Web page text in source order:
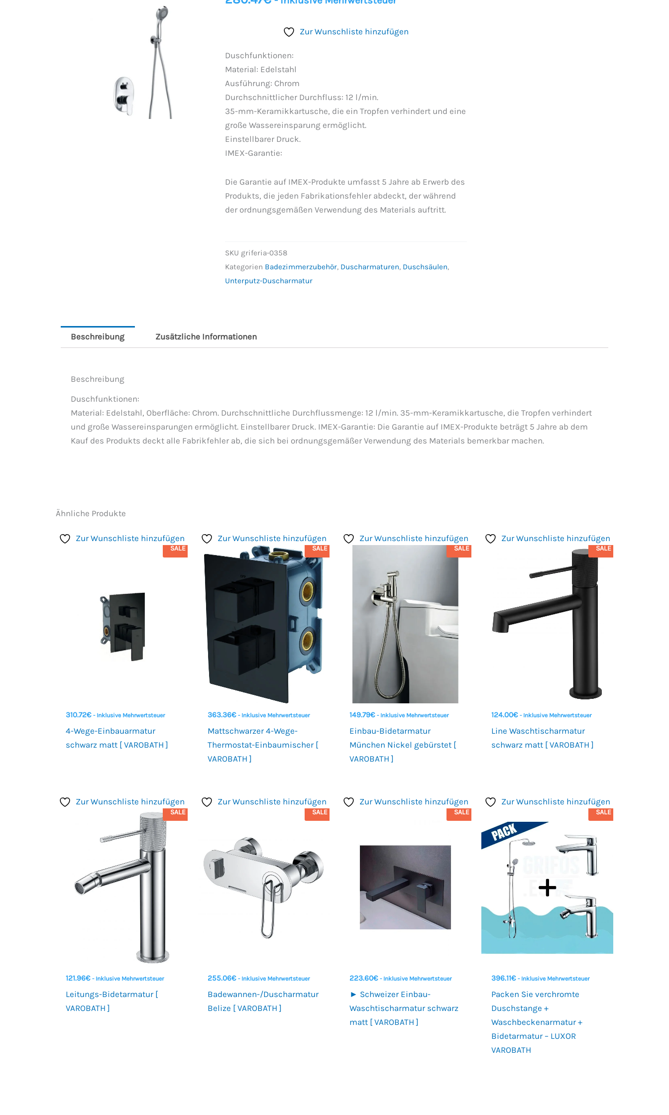
Zur Wunschliste hinzufügen
Duschfunktionen:
Material: Edelstahl
Ausführung: Chrom
Durchschnittlicher Durchfluss: 12 l/min.
35-mm-Keramikkartusche, die ein Tropfen verhindert und eine
große Wassereinsparung ermöglicht.
Einstellbarer Druck.
IMEX-Garantie:
Die Garantie auf IMEX-Produkte umfasst 5 Jahre ab Erwerb des
Produkts, die jeden Fabrikationsfehler abdeckt, der während
der ordnungsgemäßen Verwendung des Materials auftritt.
SKU griferia-0358
Kategorien Badezimmerzubehör, Duscharmaturen, Duschsäulen,
Unterputz-Duscharmatur
Beschreibung Zusätzliche Informationen
Beschreibung
Duschfunktionen:
Material: Edelstahl, Oberfläche: Chrom. Durchschnittliche Durchflussmenge: 12 l/min. 35-mm-Keramikkartusche, die Tropfen verhindert
und große Wassereinsparungen ermöglicht. Einstellbarer Druck. IMEX-Garantie: Die Garantie auf IMEX-Produkte beträgt 5 Jahre ab dem
Kauf des Produkts deckt alle Fabrikfehler ab, die sich bei ordnungsgemäßer Verwendung des Materials bemerkbar machen.
Ähnliche Produkte
Zur Wunschliste hinzufügen
SALE
310.72€ - Inklusive Mehrwertsteuer
4-Wege-Einbauarmatur
schwarz matt [ VAROBATH ]
Zur Wunschliste hinzufügen
SALE
363.36€ - Inklusive Mehrwertsteuer
Mattschwarzer 4-Wege-
Thermostat-Einbaumischer [
VAROBATH ]
Zur Wunschliste hinzufügen
SALE
149.79€ - Inklusive Mehrwertsteuer
Einbau-Bidetarmatur
München Nickel gebürstet [
VAROBATH ]
Zur Wunschliste hinzufügen
SALE
124.00€ - Inklusive Mehrwertsteuer
Line Waschtischarmatur
schwarz matt [ VAROBATH ]
Zur Wunschliste hinzufügen
SALE
121.96€ - Inklusive Mehrwertsteuer
Leitungs-Bidetarmatur [
VAROBATH ]
Zur Wunschliste hinzufügen
SALE
255.06€ - Inklusive Mehrwertsteuer
Badewannen-/Duscharmatur
Belize [ VAROBATH ]
Zur Wunschliste hinzufügen
SALE
223.60€ - Inklusive Mehrwertsteuer
► Schweizer Einbau-
Waschtischarmatur schwarz
matt [ VAROBATH ]
Zur Wunschliste hinzufügen
SALE
396.11€ - Inklusive Mehrwertsteuer
Packen Sie verchromte
Duschstange +
Waschbeckenarmatur +
Bidetarmatur – LUXOR
VAROBATH